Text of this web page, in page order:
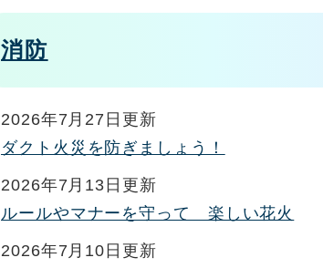
消防
2026年7月27日更新
ダクト火災を防ぎましょう！
2026年7月13日更新
ルールやマナーを守って 楽しい花火
2026年7月10日更新